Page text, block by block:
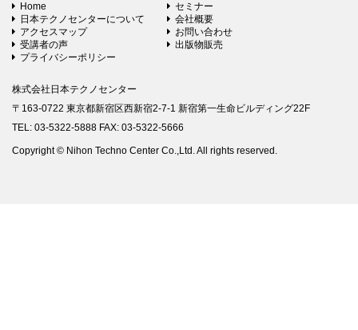
Home
セミナー
日本テクノセンターについて
会社概要
アクセスマップ
お問い合わせ
受講者の声
出版物販売
プライバシーポリシー
株式会社日本テクノセンター
〒163-0722 東京都新宿区西新宿2-7-1 新宿第一生命ビルディング22F
TEL: 03-5322-5888 FAX: 03-5322-5666
Copyright © Nihon Techno Center Co.,Ltd. All rights reserved.